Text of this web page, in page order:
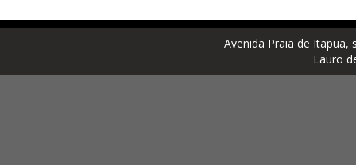
Avenida Praia de Itapuã,
Lauro